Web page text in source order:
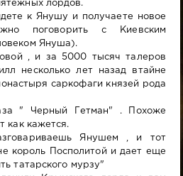
лордов.
к Янушу и получаете новое
поговорить с Киевским
Януша).
, и за 5000 тысяч талеров
несколько лет назад втайне
саркофаги князей рода
" Черный Гетман" . Похоже
как кажется.
Янушем , и тот
король Посполитой и дает еще
татарского мурзу"